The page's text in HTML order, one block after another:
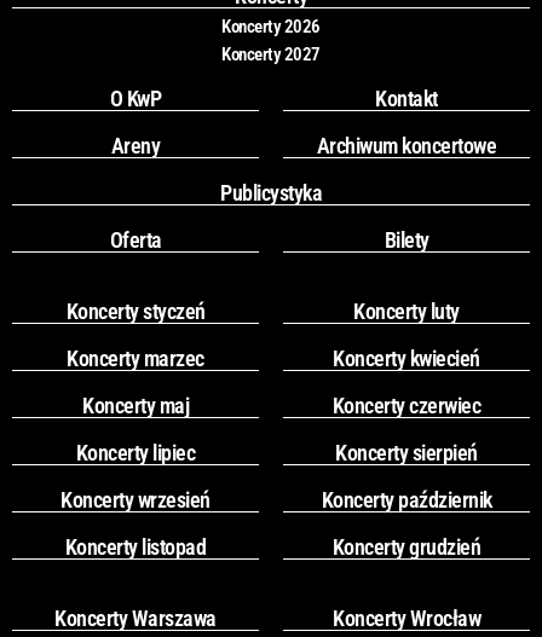
m
Koncerty 2026
Koncerty 2027
O KwP
Kontakt
Areny
Archiwum koncertowe
Publicystyka
Oferta
Bilety
Koncerty styczeń
Koncerty luty
Koncerty marzec
Koncerty kwiecień
Koncerty maj
Koncerty czerwiec
Koncerty lipiec
Koncerty sierpień
Koncerty wrzesień
Koncerty październik
Koncerty listopad
Koncerty grudzień
Koncerty Warszawa Koncerty Wrocław